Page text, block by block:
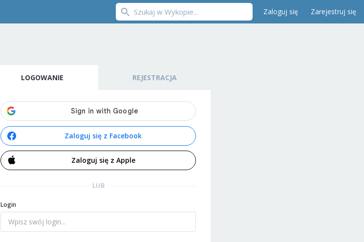
Zaloguj się Zarejestruj się
LOGOWANIE REJESTRACJA
Zaloguj się z Facebook
Zaloguj się z Apple
LUB
Login